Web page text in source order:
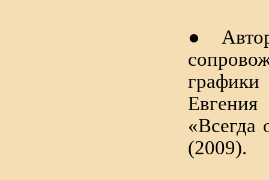
● Автор
«Всегда
(2009).